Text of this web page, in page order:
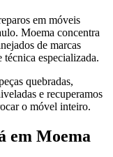
em móveis
. Moema concentra
de marcas
especializada.
quebradas,
e recuperamos
o móvel inteiro.
em Moema